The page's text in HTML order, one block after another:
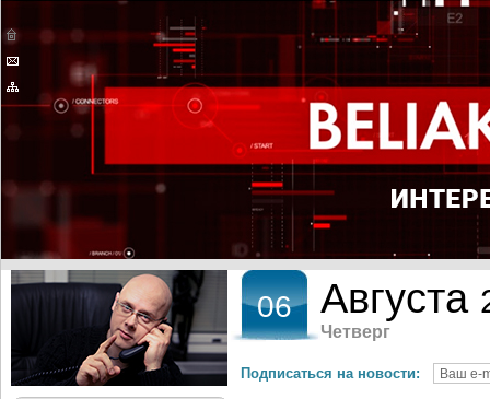
Подписаться на новости:
06 Августа
Четверг